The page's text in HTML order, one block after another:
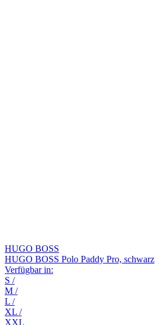
HUGO BOSS
HUGO BOSS Polo Paddy Pro, schwarz
Verfügbar in:
S /
M /
L /
XL /
XXL